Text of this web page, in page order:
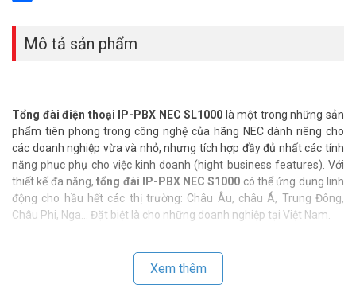
Mô tả sản phẩm
Tổng đài điện thoại IP-PBX NEC SL1000 là một trong những sản
phẩm tiên phong trong công nghệ của hãng NEC dành riêng cho
các doanh nghiệp vừa và nhỏ, nhưng tích hợp đầy đủ nhất các tính
năng phục phụ cho việc kinh doanh (hight business features). Với
thiết kế đa năng,tổng đài IP-PBX NEC S1000 có thể ứng dụng linh
động cho hầu hết các thị trường: Châu Âu, châu Á, Trung Đông,
Châu Phi, Nga… Đặt biệt là cho những doanh nghiệp tại Việt Nam.
CÁC TÍNH NĂNG TIỆN ÍCH MÀ NEC IP-PBX SL1000 MANG LẠI
Xem thêm